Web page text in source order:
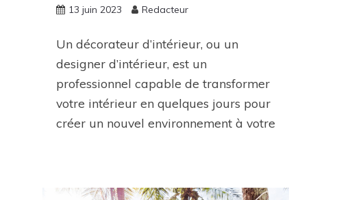
13 juin 2023 Redacteur
Un décorateur d’intérieur, ou un
designer d’intérieur, est un
professionnel capable de transformer
votre intérieur en quelques jours pour
créer un nouvel environnement à votre